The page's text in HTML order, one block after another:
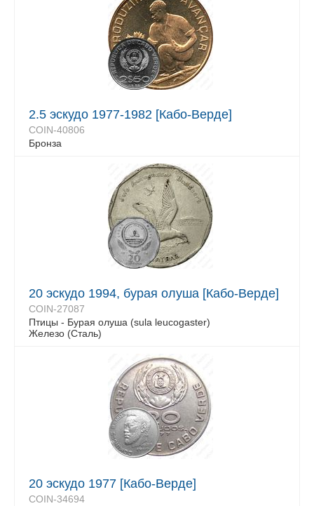
2.5 эскудо 1977-1982 [Кабо-Верде]
COIN-40806
Бронза
20 эскудо 1994, бурая олуша [Кабо-Верде]
COIN-27087
Птицы - Бурая олуша (sula leucogaster)
Железо (Сталь)
20 эскудо 1977 [Кабо-Верде]
COIN-34694